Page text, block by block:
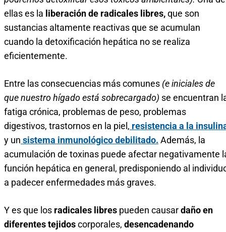
ellas es la liberación de radicales libres,que son
sustancias altamente reactivas que se acumulan
cuando la detoxificación hepática no se realiza
eficientemente.
Entre las consecuencias más comunes (e iniciales de
que nuestro hígado está sobrecargado) se encuentran
fatiga crónica, problemas de peso, problemas
digestivos, trastornos en la piel, resistencia a la
y un sistema inmunológico debilitado. Además, la
acumulación de toxinas puede afectar negativamente
función hepática en general, predisponiendo al
a padecer enfermedades más graves.
Y es que los radicales libres pueden causardaño en
diferentes tejidoscorporales, desencadenando